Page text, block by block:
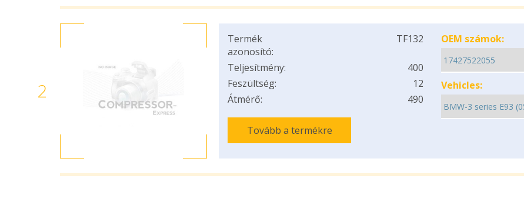
2
Termék
azonosító:
TF132
Teljesítmény:
400
Feszültség:
12
Átmérő:
490
Tovább a termékre
OEM számok:
Vehicles: